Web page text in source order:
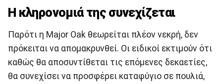
Η κληρονομιά της συνεχίζεται
Παρότι η Major Oak θεωρείται πλέον νεκρή, δεν
πρόκειται να απομακρυνθεί. Οι ειδικοί εκτιμούν ότι
καθώς θα αποσυντίθεται τις επόμενες δεκαετίες,
θα συνεχίσει να προσφέρει καταφύγιο σε πουλιά,